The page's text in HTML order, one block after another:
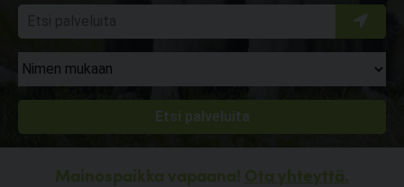
Mainospaikka vapaana! Ota yhteyttä.